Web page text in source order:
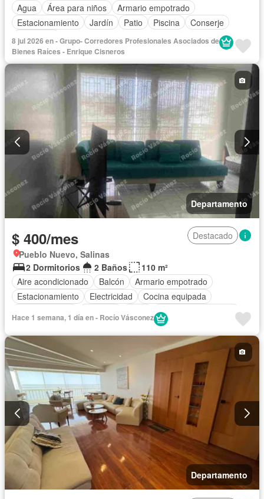
Agua
Área para niños
Armario empotrado
Estacionamiento
Jardín Patio Piscina
Conserje
Seguridad
8 jul 2026 en - Grupo- Corredores Profesionales Asociados de
Bienes Raíces - Enrique Cisneros
Departamento
$ 400/mes
Destacado
Pueblo Nuevo, Salinas
2 Dormitorios
2 Baños
110 m²
Aire acondicionado
Balcón
Armario empotrado
Estacionamiento
Electricidad
Cocina equipada
Garita de guardianía
Hace 1 semana, 1 día en - Rocío Vásconez
Departamento